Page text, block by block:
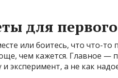
для
или боитесь, что что-то
чем кажется. Главное —
эксперимент, а не как